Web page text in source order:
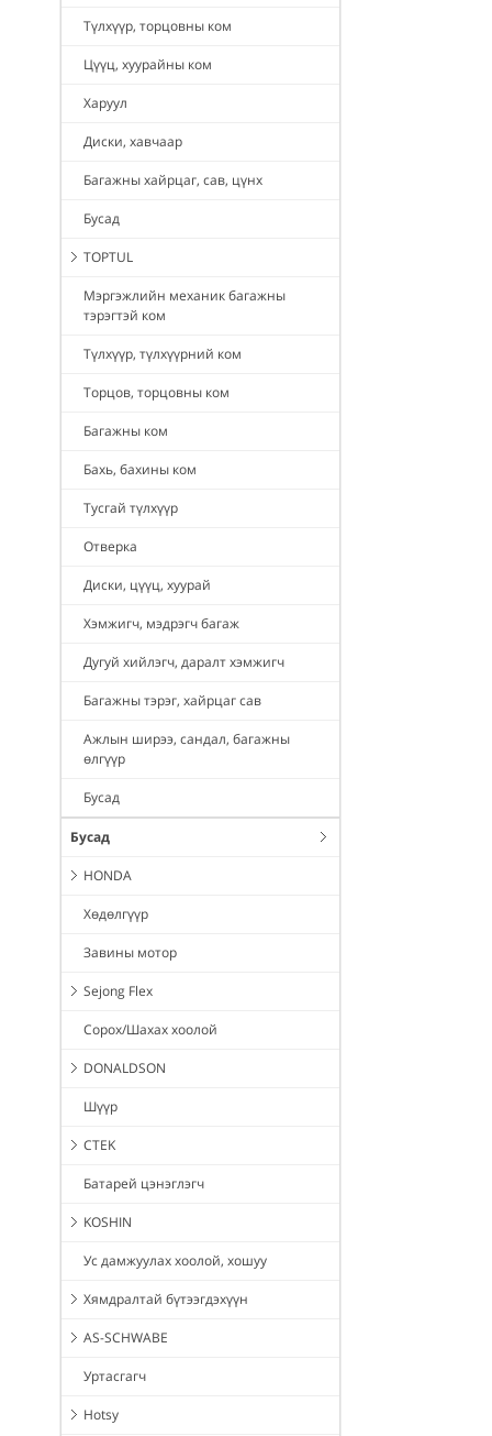
Түлхүүр, торцовны ком
Цүүц, хуурайны ком
Харуул
Диски, хавчаар
Багажны хайрцаг, сав, цүнх
Бусад
TOPTUL
Мэргэжлийн механик багажны
тэрэгтэй ком
Түлхүүр, түлхүүрний ком
Торцов, торцовны ком
Багажны ком
Бахь, бахины ком
Тусгай түлхүүр
Отверка
Диски, цүүц, хуурай
Хэмжигч, мэдрэгч багаж
Дугуй хийлэгч, даралт хэмжигч
Багажны тэрэг, хайрцаг сав
Ажлын ширээ, сандал, багажны
өлгүүр
Бусад
Бусад
HONDA
Хөдөлгүүр
Завины мотор
Sejong Flex
Сорох/Шахах хоолой
DONALDSON
Шүүр
CTEK
Батарей цэнэглэгч
KOSHIN
Ус дамжуулах хоолой, хошуу
Хямдралтай бүтээгдэхүүн
AS-SCHWABE
Уртасгагч
Hotsy